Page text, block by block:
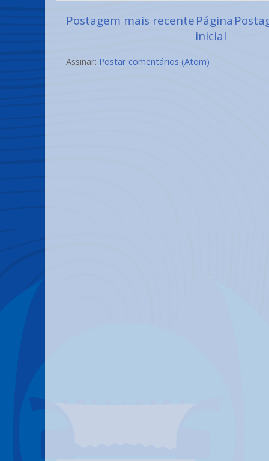
Postagem mais recentePágina
inicial
Assinar: Postar comentários (Atom)